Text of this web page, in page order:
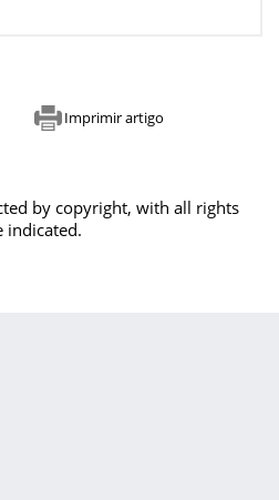
Imprimir artigo
by copyright, with all rights
indicated.